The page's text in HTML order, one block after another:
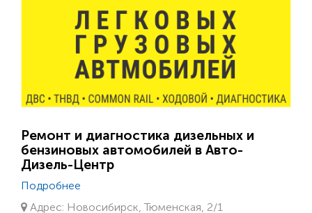
Ремонт и диагностика дизельных и
бензиновых автомобилей в Авто-
Дизель-Центр
Подробнее
Адрес: Новосибирск, Тюменская, 2/1